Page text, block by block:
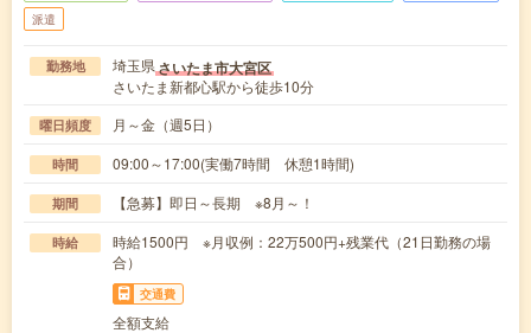
派遣
勤務地 埼玉県さいたま市大宮区
さいたま新都心駅から徒歩10分
曜日頻度 月～金（週5日）
時間 09:00～17:00(実働7時間 休憩1時間)
期間 【急募】即日～長期 ※8月～！
時給
時給1500円 ※月収例：22万500円+残業代（21日勤務の場
合）
交通費
全額支給